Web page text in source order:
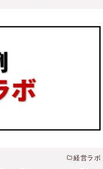
経営ラボ